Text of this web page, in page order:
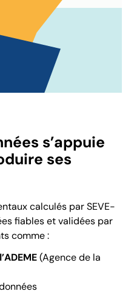
s’appuie
ses
calculés par SEVE-
fiables et validées par
comme :
(Agence de la